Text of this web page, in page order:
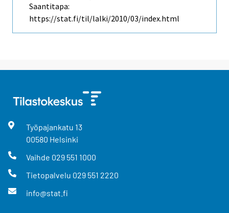
Saantitapa:
https://stat.fi/til/lalki/2010/03/index.html
Työpajankatu 13
00580 Helsinki
Vaihde 029 551 1000
Tietopalvelu 029 551 2220
info@stat.fi